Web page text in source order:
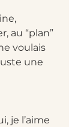
au “plan”
voulais
une
je l’aime